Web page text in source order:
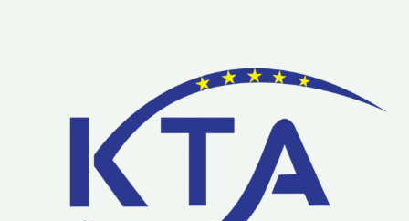
Lưu ý: Liên hệ chúng tôi được áp dụng chương trình khuyến